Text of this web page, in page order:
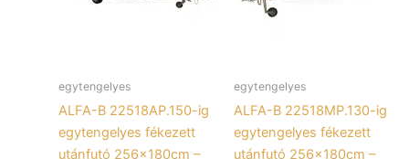
egytengelyes
ALFA-B 22518AP.150-ig
egytengelyes fékezett
utánfutó 256x180cm –
egytengelyes
ALFA-B 22518MP.130-ig
egytengelyes fékezett
utánfutó 256x180cm –